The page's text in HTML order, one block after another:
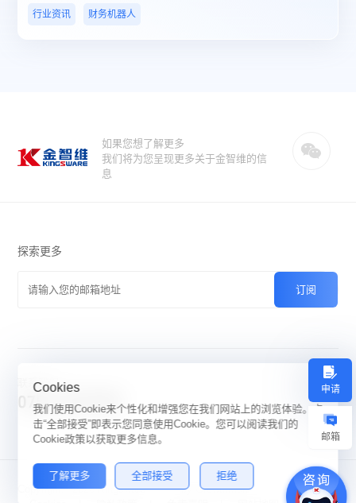
行业资讯 财务机器人
如果您想了解更多
我们将为您呈现更多关于金智维的信
息
探索更多
联系我们
0756-3337989
Copyright:©2026 Kingsware
by GrowthMan
Cookies
我们使用Cookie来个性化和增强您在我们网站上的浏览体验。点
击“全部接受”即表示您同意使用Cookie。您可以阅读我们的
Cookie政策以获取更多信息。
了解更多 全部接受 拒绝
申请
邮箱